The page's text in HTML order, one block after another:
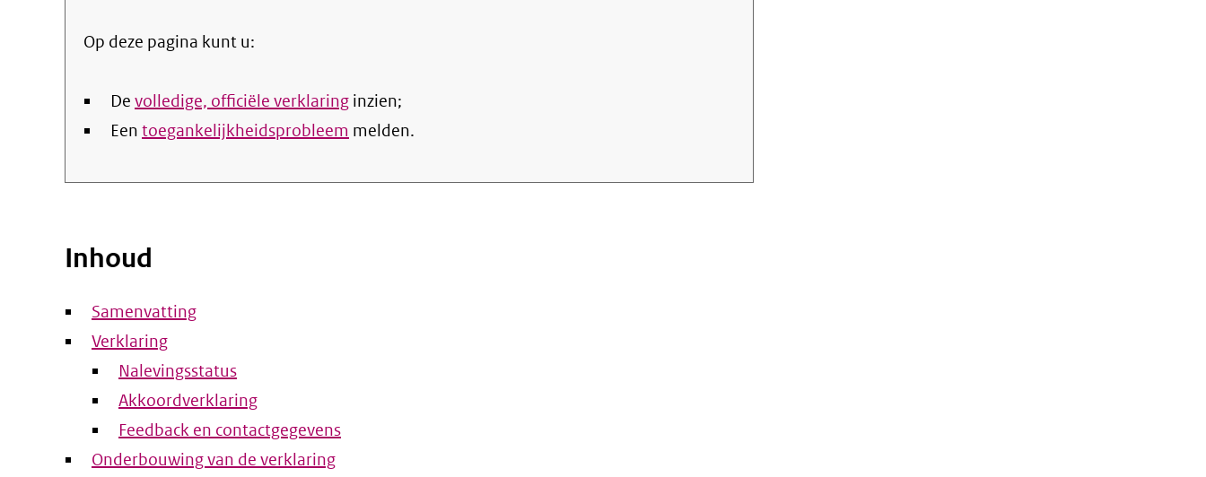
Op deze pagina kunt u:
De volledige, officiële verklaring inzien;
Een toegankelijkheidsprobleem melden.
Inhoud
Samenvatting
Verklaring
Nalevingsstatus
Akkoordverklaring
Feedback en contactgegevens
Onderbouwing van de verklaring